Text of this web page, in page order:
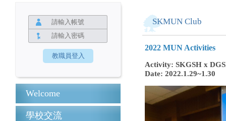
Welcome
學校交流
SKMUN Club
2022 MUN Activities
Activity: SKGSH x
Date: 2022.1.29~1.30